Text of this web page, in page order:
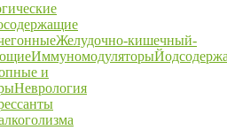
Желудочно-кишечный-
Иммуномодуляторы
и
Неврология